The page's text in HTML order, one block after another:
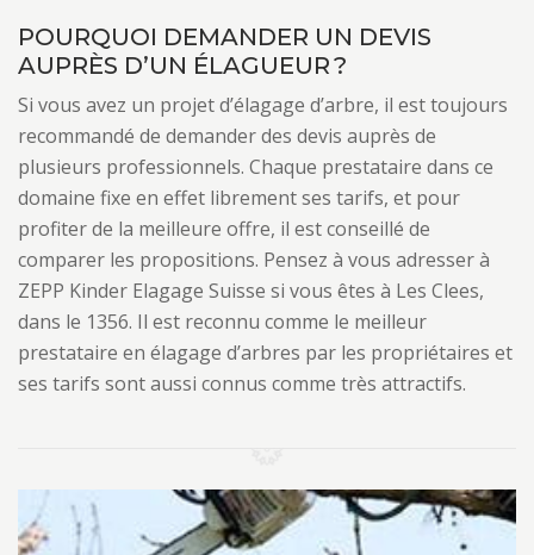
POURQUOI DEMANDER UN DEVIS
AUPRÈS D’UN ÉLAGUEUR ?
Si vous avez un projet d’élagage d’arbre, il est toujours
recommandé de demander des devis auprès de
plusieurs professionnels. Chaque prestataire dans ce
domaine fixe en effet librement ses tarifs, et pour
profiter de la meilleure offre, il est conseillé de
comparer les propositions. Pensez à vous adresser à
ZEPP Kinder Elagage Suisse si vous êtes à Les Clees,
dans le 1356. Il est reconnu comme le meilleur
prestataire en élagage d’arbres par les propriétaires et
ses tarifs sont aussi connus comme très attractifs.